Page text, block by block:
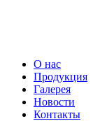
О нас
Продукция
Галерея
Новости
Контакты